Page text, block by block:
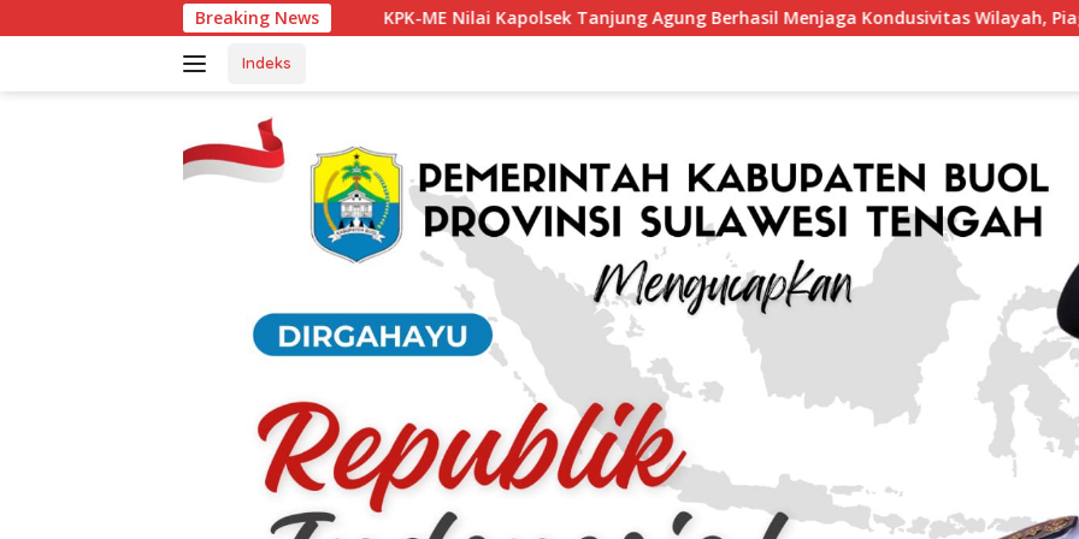
ke
Breaking News
KPK-ME Nilai Kapolsek Tanjung Agung Berhasil Menjaga Kondusivitas Wilayah, Piagam Apresiasi
Indeks